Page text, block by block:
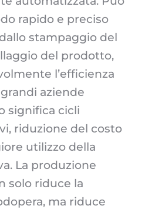
rapido e preciso
stampaggio del
del prodotto,
l’efficienza
aziende
significa cicli
riduzione del costo
utilizzo della
La produzione
solo riduce la
ma riduce